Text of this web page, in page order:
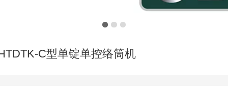
C型单锭单控络筒机